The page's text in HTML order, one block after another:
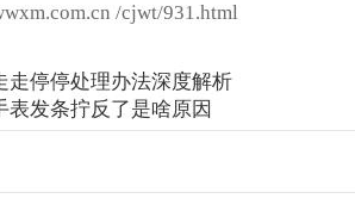
/cjwt/931.html
走停停处理办法深度解析
表发条拧反了是啥原因